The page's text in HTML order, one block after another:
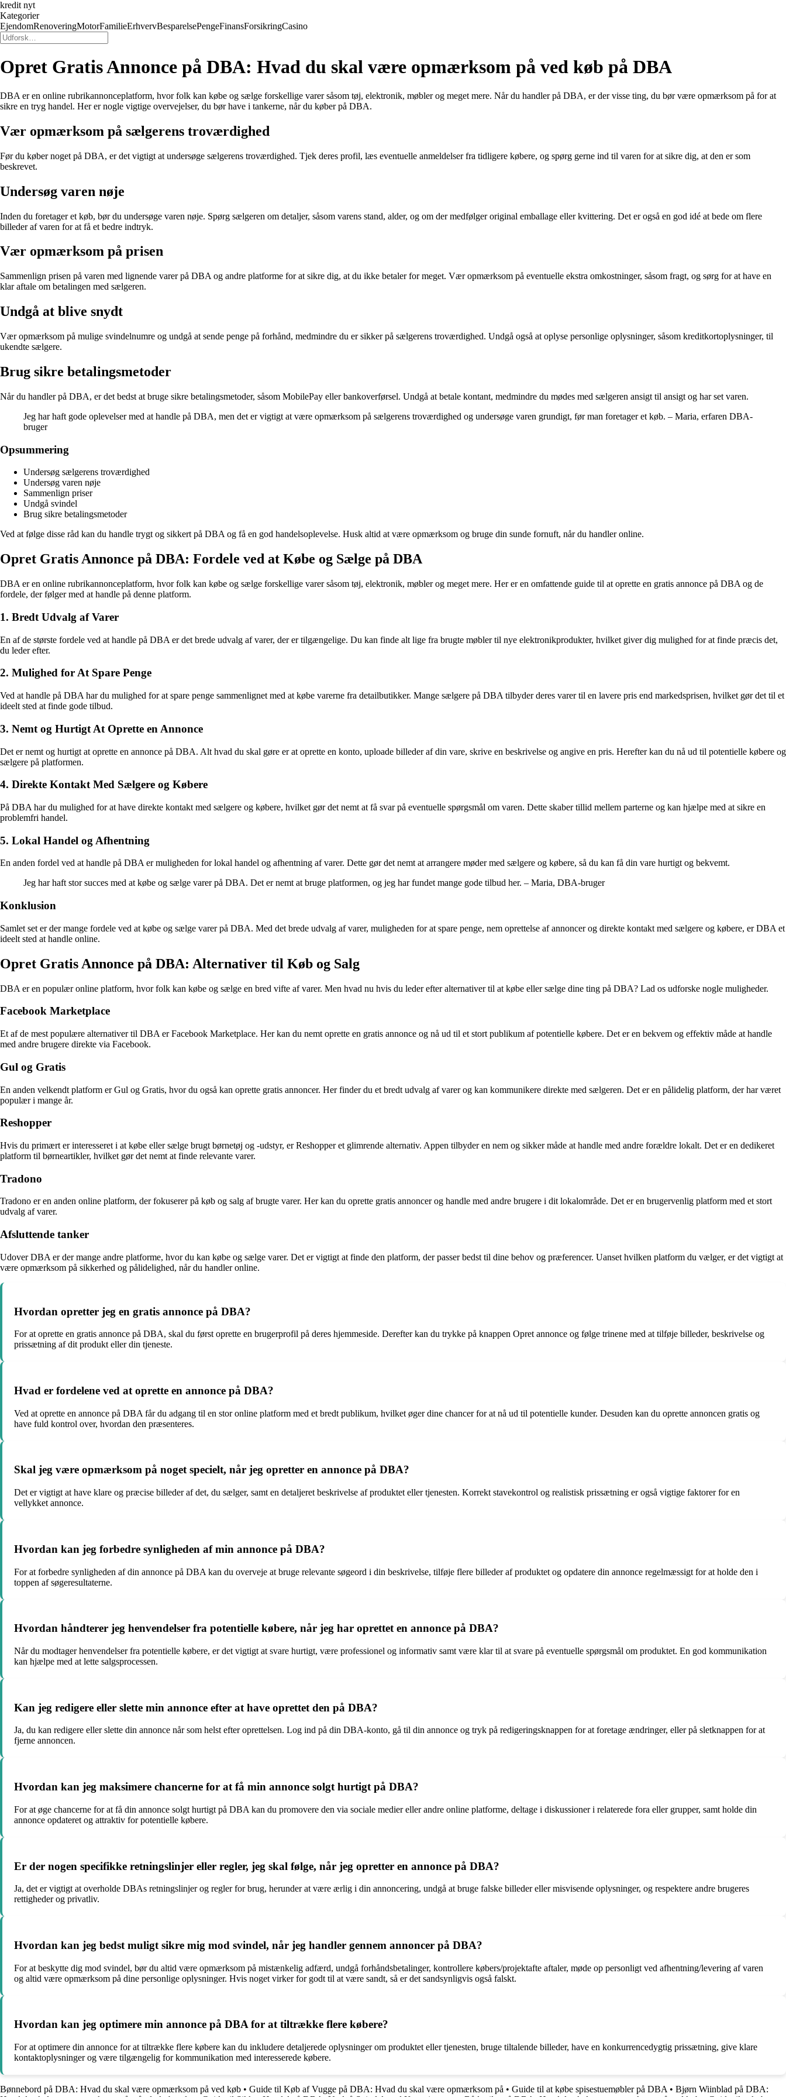
kredit nyt
Kategorier
EjendomRenoveringMotorFamilieErhvervBesparelsePengeFinansForsikringCasino
Opret Gratis Annonce på DBA: Hvad du skal være opmærksom på ved køb på DBA
DBA er en online rubrikannonceplatform, hvor folk kan købe og sælge forskellige varer såsom tøj, elektronik, møbler og meget mere. Når du handler på DBA, er der visse ting, du bør være opmærksom på for at
sikre en tryg handel. Her er nogle vigtige overvejelser, du bør have i tankerne, når du køber på DBA.
Vær opmærksom på sælgerens troværdighed
Før du køber noget på DBA, er det vigtigt at undersøge sælgerens troværdighed. Tjek deres profil, læs eventuelle anmeldelser fra tidligere købere, og spørg gerne ind til varen for at sikre dig, at den er som
beskrevet.
Undersøg varen nøje
Inden du foretager et køb, bør du undersøge varen nøje. Spørg sælgeren om detaljer, såsom varens stand, alder, og om der medfølger original emballage eller kvittering. Det er også en god idé at bede om flere
billeder af varen for at få et bedre indtryk.
Vær opmærksom på prisen
Sammenlign prisen på varen med lignende varer på DBA og andre platforme for at sikre dig, at du ikke betaler for meget. Vær opmærksom på eventuelle ekstra omkostninger, såsom fragt, og sørg for at have en
klar aftale om betalingen med sælgeren.
Undgå at blive snydt
Vær opmærksom på mulige svindelnumre og undgå at sende penge på forhånd, medmindre du er sikker på sælgerens troværdighed. Undgå også at oplyse personlige oplysninger, såsom kreditkortoplysninger, til
ukendte sælgere.
Brug sikre betalingsmetoder
Når du handler på DBA, er det bedst at bruge sikre betalingsmetoder, såsom MobilePay eller bankoverførsel. Undgå at betale kontant, medmindre du mødes med sælgeren ansigt til ansigt og har set varen.
Jeg har haft gode oplevelser med at handle på DBA, men det er vigtigt at være opmærksom på sælgerens troværdighed og undersøge varen grundigt, før man foretager et køb. – Maria, erfaren DBA-
bruger
Opsummering
Undersøg sælgerens troværdighed
Undersøg varen nøje
Sammenlign priser
Undgå svindel
Brug sikre betalingsmetoder
Ved at følge disse råd kan du handle trygt og sikkert på DBA og få en god handelsoplevelse. Husk altid at være opmærksom og bruge din sunde fornuft, når du handler online.
Opret Gratis Annonce på DBA: Fordele ved at Købe og Sælge på DBA
DBA er en online rubrikannonceplatform, hvor folk kan købe og sælge forskellige varer såsom tøj, elektronik, møbler og meget mere. Her er en omfattende guide til at oprette en gratis annonce på DBA og de
fordele, der følger med at handle på denne platform.
1. Bredt Udvalg af Varer
En af de største fordele ved at handle på DBA er det brede udvalg af varer, der er tilgængelige. Du kan finde alt lige fra brugte møbler til nye elektronikprodukter, hvilket giver dig mulighed for at finde præcis det,
du leder efter.
2. Mulighed for At Spare Penge
Ved at handle på DBA har du mulighed for at spare penge sammenlignet med at købe varerne fra detailbutikker. Mange sælgere på DBA tilbyder deres varer til en lavere pris end markedsprisen, hvilket gør det til et
ideelt sted at finde gode tilbud.
3. Nemt og Hurtigt At Oprette en Annonce
Det er nemt og hurtigt at oprette en annonce på DBA. Alt hvad du skal gøre er at oprette en konto, uploade billeder af din vare, skrive en beskrivelse og angive en pris. Herefter kan du nå ud til potentielle købere og
sælgere på platformen.
4. Direkte Kontakt Med Sælgere og Købere
På DBA har du mulighed for at have direkte kontakt med sælgere og købere, hvilket gør det nemt at få svar på eventuelle spørgsmål om varen. Dette skaber tillid mellem parterne og kan hjælpe med at sikre en
problemfri handel.
5. Lokal Handel og Afhentning
En anden fordel ved at handle på DBA er muligheden for lokal handel og afhentning af varer. Dette gør det nemt at arrangere møder med sælgere og købere, så du kan få din vare hurtigt og bekvemt.
Jeg har haft stor succes med at købe og sælge varer på DBA. Det er nemt at bruge platformen, og jeg har fundet mange gode tilbud her. – Maria, DBA-bruger
Konklusion
Samlet set er der mange fordele ved at købe og sælge varer på DBA. Med det brede udvalg af varer, muligheden for at spare penge, nem oprettelse af annoncer og direkte kontakt med sælgere og købere, er DBA et
ideelt sted at handle online.
Opret Gratis Annonce på DBA: Alternativer til Køb og Salg
DBA er en populær online platform, hvor folk kan købe og sælge en bred vifte af varer. Men hvad nu hvis du leder efter alternativer til at købe eller sælge dine ting på DBA? Lad os udforske nogle muligheder.
Facebook Marketplace
Et af de mest populære alternativer til DBA er Facebook Marketplace. Her kan du nemt oprette en gratis annonce og nå ud til et stort publikum af potentielle købere. Det er en bekvem og effektiv måde at handle
med andre brugere direkte via Facebook.
Gul og Gratis
En anden velkendt platform er Gul og Gratis, hvor du også kan oprette gratis annoncer. Her finder du et bredt udvalg af varer og kan kommunikere direkte med sælgeren. Det er en pålidelig platform, der har været
populær i mange år.
Reshopper
Hvis du primært er interesseret i at købe eller sælge brugt børnetøj og -udstyr, er Reshopper et glimrende alternativ. Appen tilbyder en nem og sikker måde at handle med andre forældre lokalt. Det er en dedikeret
platform til børneartikler, hvilket gør det nemt at finde relevante varer.
Tradono
Tradono er en anden online platform, der fokuserer på køb og salg af brugte varer. Her kan du oprette gratis annoncer og handle med andre brugere i dit lokalområde. Det er en brugervenlig platform med et stort
udvalg af varer.
Afsluttende tanker
Udover DBA er der mange andre platforme, hvor du kan købe og sælge varer. Det er vigtigt at finde den platform, der passer bedst til dine behov og præferencer. Uanset hvilken platform du vælger, er det vigtigt at
være opmærksom på sikkerhed og pålidelighed, når du handler online.
Hvordan opretter jeg en gratis annonce på DBA?
For at oprette en gratis annonce på DBA, skal du først oprette en brugerprofil på deres hjemmeside. Derefter kan du trykke på knappen Opret annonce og følge trinene med at tilføje billeder, beskrivelse og
prissætning af dit produkt eller din tjeneste.
Hvad er fordelene ved at oprette en annonce på DBA?
Ved at oprette en annonce på DBA får du adgang til en stor online platform med et bredt publikum, hvilket øger dine chancer for at nå ud til potentielle kunder. Desuden kan du oprette annoncen gratis og
have fuld kontrol over, hvordan den præsenteres.
Skal jeg være opmærksom på noget specielt, når jeg opretter en annonce på DBA?
Det er vigtigt at have klare og præcise billeder af det, du sælger, samt en detaljeret beskrivelse af produktet eller tjenesten. Korrekt stavekontrol og realistisk prissætning er også vigtige faktorer for en
vellykket annonce.
Hvordan kan jeg forbedre synligheden af min annonce på DBA?
For at forbedre synligheden af din annonce på DBA kan du overveje at bruge relevante søgeord i din beskrivelse, tilføje flere billeder af produktet og opdatere din annonce regelmæssigt for at holde den i
toppen af søgeresultaterne.
Hvordan håndterer jeg henvendelser fra potentielle købere, når jeg har oprettet en annonce på DBA?
Når du modtager henvendelser fra potentielle købere, er det vigtigt at svare hurtigt, være professionel og informativ samt være klar til at svare på eventuelle spørgsmål om produktet. En god kommunikation
kan hjælpe med at lette salgsprocessen.
Kan jeg redigere eller slette min annonce efter at have oprettet den på DBA?
Ja, du kan redigere eller slette din annonce når som helst efter oprettelsen. Log ind på din DBA-konto, gå til din annonce og tryk på redigeringsknappen for at foretage ændringer, eller på sletknappen for at
fjerne annoncen.
Hvordan kan jeg maksimere chancerne for at få min annonce solgt hurtigt på DBA?
For at øge chancerne for at få din annonce solgt hurtigt på DBA kan du promovere den via sociale medier eller andre online platforme, deltage i diskussioner i relaterede fora eller grupper, samt holde din
annonce opdateret og attraktiv for potentielle købere.
Er der nogen specifikke retningslinjer eller regler, jeg skal følge, når jeg opretter en annonce på DBA?
Ja, det er vigtigt at overholde DBAs retningslinjer og regler for brug, herunder at være ærlig i din annoncering, undgå at bruge falske billeder eller misvisende oplysninger, og respektere andre brugeres
rettigheder og privatliv.
Hvordan kan jeg bedst muligt sikre mig mod svindel, når jeg handler gennem annoncer på DBA?
For at beskytte dig mod svindel, bør du altid være opmærksom på mistænkelig adfærd, undgå forhåndsbetalinger, kontrollere købers/projektafte aftaler, møde op personligt ved afhentning/levering af varen
og altid være opmærksom på dine personlige oplysninger. Hvis noget virker for godt til at være sandt, så er det sandsynligvis også falskt.
Hvordan kan jeg optimere min annonce på DBA for at tiltrække flere købere?
For at optimere din annonce for at tiltrække flere købere kan du inkludere detaljerede oplysninger om produktet eller tjenesten, bruge tiltalende billeder, have en konkurrencedygtig prissætning, give klare
kontaktoplysninger og være tilgængelig for kommunikation med interesserede købere.
Bønnebord på DBA: Hvad du skal være opmærksom på ved køb • Guide til Køb af Vugge på DBA: Hvad du skal være opmærksom på • Guide til at købe spisestuemøbler på DBA • Bjørn Wiinblad på DBA: